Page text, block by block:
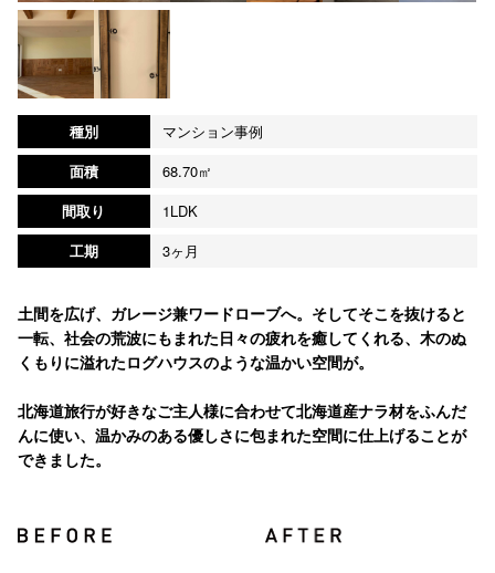
種別
マンション事例
面積
68.70㎡
間取り
1LDK
工期
3ヶ月
土間を広げ、ガレージ兼ワードローブへ。そしてそこを抜けると
一転、社会の荒波にもまれた日々の疲れを癒してくれる、木のぬ
くもりに溢れたログハウスのような温かい空間が。
北海道旅行が好きなご主人様に合わせて北海道産ナラ材をふんだ
んに使い、温かみのある優しさに包まれた空間に仕上げることが
できました。